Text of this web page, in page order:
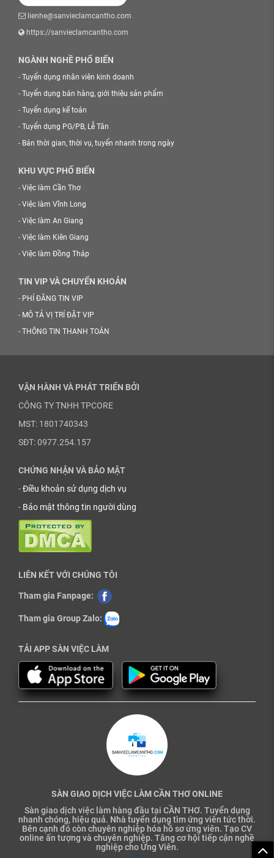
lienhe@sanvieclamcantho.com
https://sanvieclamcantho.com
NGÀNH NGHỀ PHỔ BIẾN
- Tuyển dụng nhân viên kinh doanh
- Tuyển dụng bán hàng, giới thiệu sản phẩm
- Tuyển dụng kế toán
- Tuyển dụng PG/PB, Lễ Tân
- Bán thời gian, thời vụ, tuyển nhanh trong ngày
KHU VỰC PHỔ BIẾN
- Việc làm Cần Thơ
- Việc làm Vĩnh Long
- Việc làm An Giang
- Việc làm Kiên Giang
- Việc làm Đồng Tháp
TIN VIP VÀ CHUYỂN KHOẢN
- PHÍ ĐĂNG TIN VIP
- MÔ TẢ VỊ TRÍ ĐẶT VIP
- THÔNG TIN THANH TOÁN
VẬN HÀNH VÀ PHÁT TRIỂN BỞI
CÔNG TY TNHH TPCORE
MST: 1801740343
SĐT: 0977.254.157
CHỨNG NHẬN VÀ BẢO MẬT
-Điều khoản sử dụng dịch vụ
- Bảo mật thông tin người dùng
LIÊN KẾT VỚI CHÚNG TÔI
Tham gia Fanpage:
Tham gia Group Zalo:
TẢI APP SÀN VIỆC LÀM
SÀN GIAO DỊCH VIỆC LÀM CẦN THƠ ONLINE
Sàn giao dịch việc làm hàng đầu tại CẦN THƠ. Tuyển dụng
nhanh chóng, hiệu quả. Nhà tuyển dụng tìm ứng viên tức thời.
Bên cạnh đó còn chuyên nghiệp hóa hồ sơ ứng viên. Tạo CV
online ấn tượng và chuyên nghiệp. Tăng cơ hội tiếp cận nghề
nghiệp cho Ứng Viên.